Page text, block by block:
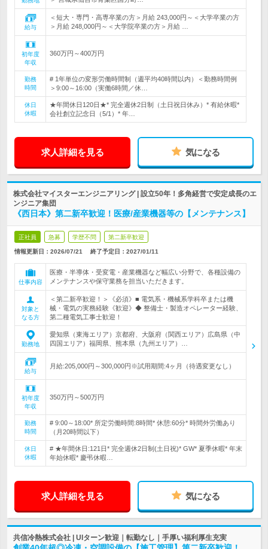
給与
＜短大・専門・高専卒業の方＞月給 243,000円～＜大学卒業の方
＞月給 248,000円～＜大学院卒業の方＞月給 …
初年度
年収
360万円～400万円
勤務
時間
# 1年単位の変形労働時間制（週平均40時間以内）＜勤務時間例
＞9:00～16:00（実働6時間／休…
休日
休暇
★年間休日120日★* 完全週休2日制（土日祝日休み）* 有給休暇*
会社創立記念日（5/1）* 年…
求人詳細を見る 気になる
株式会社マイスターエンジニアリング | 設立50年！多角経営で安定成長のエ
ンジニア集団
《西日本》第二新卒歓迎！医療/産業機器等の【メンテナンス】
正社員 急募 学歴不問 第二新卒歓迎
情報更新日：2026/07/21 終了予定日： 2027/01/11
仕事内容
医療・半導体・受変電・産業機器など幅広い分野で、各種設備の
メンテナンスや保守業務を担当いただきます。
対象と
なる方
＜第二新卒歓迎！＞《必須》■ 電気系・機械系学科卒または機
械・電気の実務経験《歓迎》◆ 整備士・製造オペレーター経験、
第二種電気工事士歓迎！
勤務地
愛知県（東海エリア）京都府、大阪府（関西エリア）広島県（中
四国エリア）福岡県、熊本県（九州エリア）…
給与
月給:205,000円～300,000円※試用期間:4ヶ月（待遇変更なし）
初年度
年収
350万円～500万円
勤務
時間
# 9:00～18:00* 所定労働時間:8時間* 休憩:60分* 時間外労働あり
（月20時間以下）
休日
休暇
# ★年間休日:121日* 完全週休2日制(土日祝)* GW* 夏季休暇* 年末
年始休暇* 慶弔休暇…
求人詳細を見る 気になる
共信冷熱株式会社 | UIターン歓迎｜転勤なし｜手厚い福利厚生充実